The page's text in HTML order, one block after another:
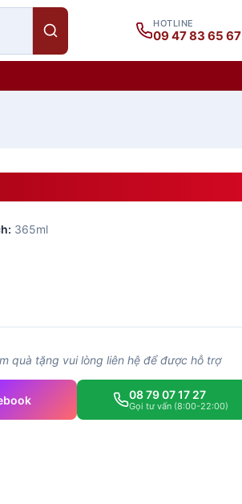
HOTLINE
09 47 83 65 67
365ml
quà tặng vui lòng liên hệ để được hỗ trợ
08 79 07 17 27
Gọi tư vấn (8:00-22:00)